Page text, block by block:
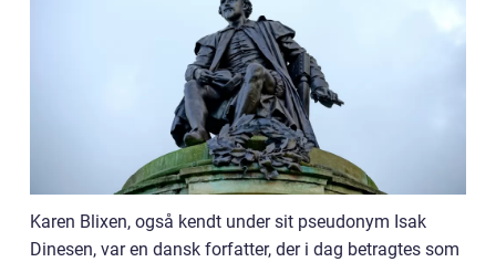
Karen Blixen, også kendt under sit pseudonym Isak
Dinesen, var en dansk forfatter, der i dag betragtes som